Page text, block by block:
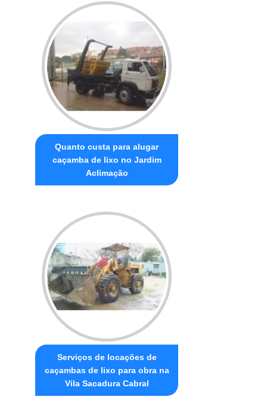
Quanto custa para alugar
caçamba de lixo no Jardim
Aclimação
Serviços de locações de
caçambas de lixo para obra na
Vila Sacadura Cabral